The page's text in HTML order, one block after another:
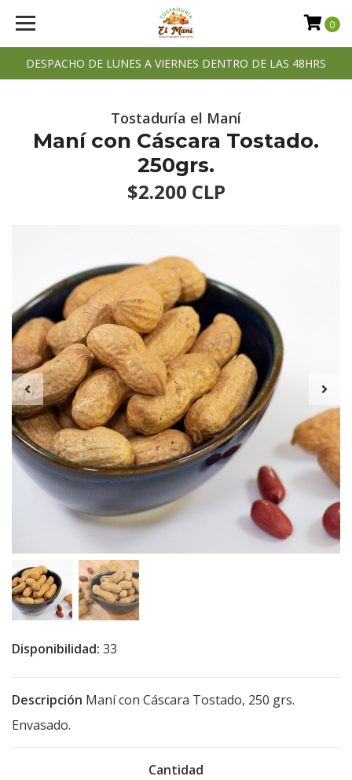
DESPACHO DE LUNES A VIERNES DENTRO DE LAS 48HRS
0
Tostaduría el Maní
Maní con Cáscara Tostado.
250grs.
$2.200 CLP
Disponibilidad: 33
Descripción Maní con Cáscara Tostado, 250 grs.
Envasado.
Cantidad